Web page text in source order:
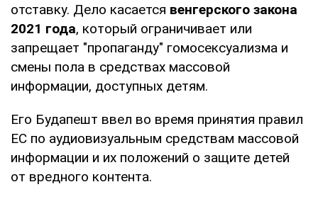
отставку. Дело касается венгерского закона
2021 года, который ограничивает или
запрещает "пропаганду" гомосексуализма и
смены пола в средствах массовой
информации, доступных детям.
Его Будапешт ввел во время принятия правил
ЕС по аудиовизуальным средствам массовой
информации и их положений о защите детей
от вредного контента.